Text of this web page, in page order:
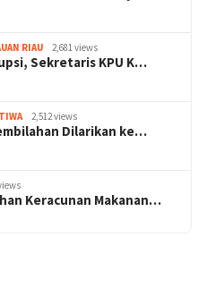
RIAU 2,681 views
Sekretaris KPU K…
2,512 views
Dilarikan ke…
Keracunan Makanan…